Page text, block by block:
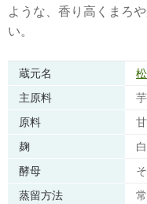
ような、香り高くまろ
い。
蔵元名
主原料
原料
麹
酵母
蒸留方法